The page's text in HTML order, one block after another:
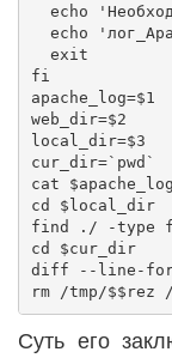
echo
echo
  exit
fi
apache_log=$1
web_dir=$2
local_dir=$3
cur_dir=`pwd`
cat
cd $local_dir
find ./ -type f
cd $cur_dir
diff --line-
Суть его